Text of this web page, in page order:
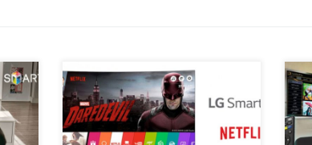
Компания LG Electronics объявила о
расширении сотрудничества с
компанией Netflix для улучшения
потоковой передачи данных по
запросу на рынке онлайн-